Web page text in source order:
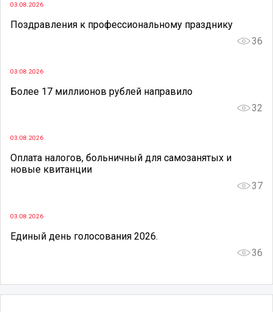
03.08.2026
Поздравления к профессиональному празднику
36
03.08.2026
Более 17 миллионов рублей направило
32
03.08.2026
Оплата налогов, больничный для самозанятых и
новые квитанции
37
03.08.2026
Единый день голосования 2026.
36